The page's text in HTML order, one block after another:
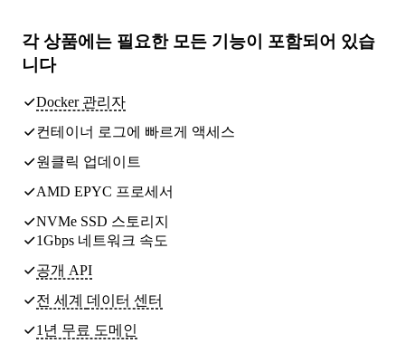
각 상품에는 필요한 모든 기능이 포함되어 있습
니다
Docker 관리자
컨테이너 로그에 빠르게 액세스
원클릭 업데이트
AMD EPYC 프로세서
NVMe SSD 스토리지
1Gbps 네트워크 속도
공개 API
전 세계 데이터 센터
1년 무료 도메인